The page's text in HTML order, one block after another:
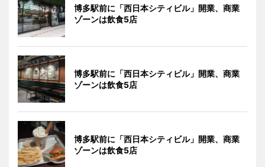
博多駅前に「西日本シティビル」開業、商業
ゾーンは飲食5店
博多駅前に「西日本シティビル」開業、商業
ゾーンは飲食5店
博多駅前に「西日本シティビル」開業、商業
ゾーンは飲食5店